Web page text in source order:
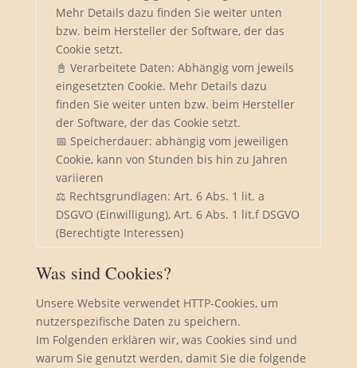
Mehr Details dazu finden Sie weiter unten
bzw. beim Hersteller der Software, der das
Cookie setzt.
📓 Verarbeitete Daten: Abhängig vom jeweils
eingesetzten Cookie. Mehr Details dazu
finden Sie weiter unten bzw. beim Hersteller
der Software, der das Cookie setzt.
📅 Speicherdauer: abhängig vom jeweiligen
Cookie, kann von Stunden bis hin zu Jahren
variieren
⚖️ Rechtsgrundlagen: Art. 6 Abs. 1 lit. a
DSGVO (Einwilligung), Art. 6 Abs. 1 lit.f DSGVO
(Berechtigte Interessen)
Was sind Cookies?
Unsere Website verwendet HTTP-Cookies, um
nutzerspezifische Daten zu speichern.
Im Folgenden erklären wir, was Cookies sind und
warum Sie genutzt werden, damit Sie die folgende